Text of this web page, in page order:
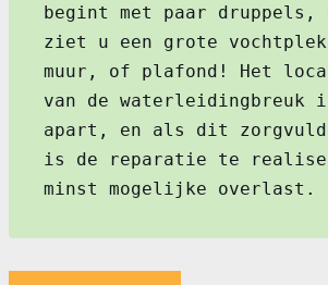
begint met paar druppels,
ziet u een grote vochtplek
muur, of plafond! Het
van de waterleidingbreuk
apart, en als dit
is de reparatie te
minst mogelijke overlast.